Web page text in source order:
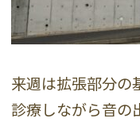
来週は拡張部分の
診療しながら音の